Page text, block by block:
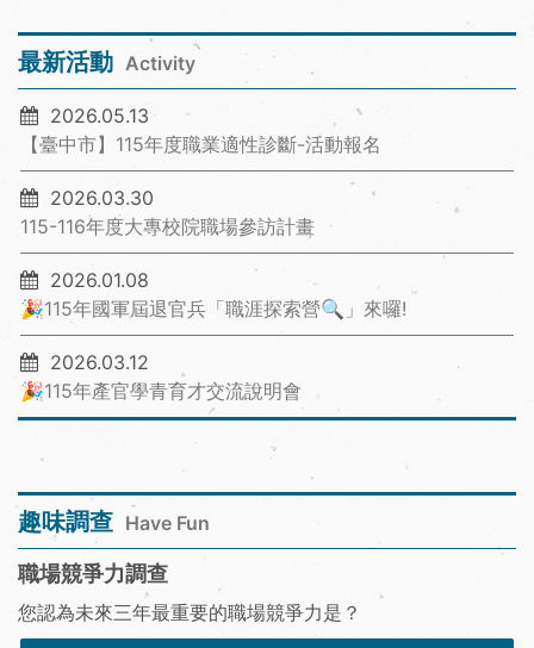
最新活動 Activity
2026.05.13
【臺中市】115年度職業適性診斷-活動報名
2026.03.30
115-116年度大專校院職場參訪計畫
2026.01.08
🎉115年國軍屆退官兵「職涯探索營🔍」來囉!
2026.03.12
🎉115年產官學青育才交流說明會
趣味調查 Have Fun
職場競爭力調查
您認為未來三年最重要的職場競爭力是？